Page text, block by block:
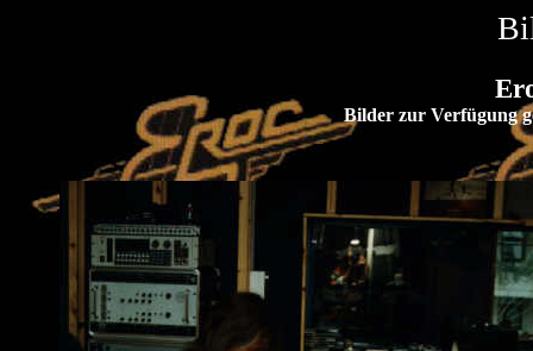
Bilder zur Verfügung